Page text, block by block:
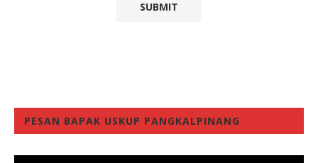
PESAN BAPAK USKUP PANGKALPINANG